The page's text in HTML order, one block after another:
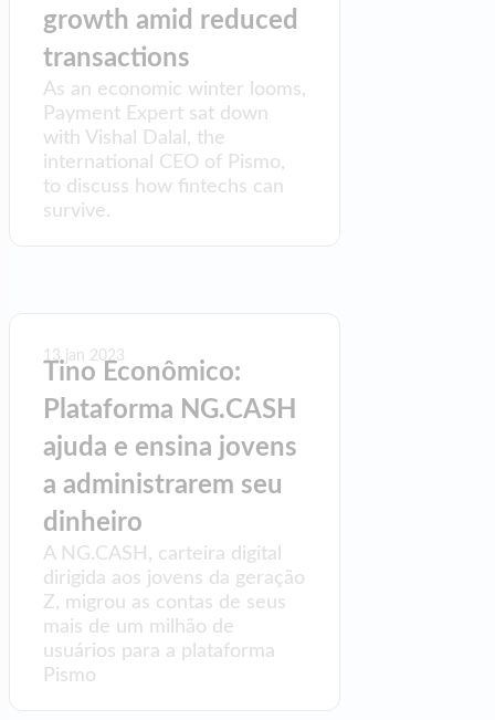
Empresa
Sobre nós
Parceiros
Investidores
PT
EN
ES
X
growth amid reduced
transactions
As an economic winter looms,
Payment Expert sat down
with Vishal Dalal, the
international CEO of Pismo,
to discuss how fintechs can
survive.
13 jan 2023
Tino Econômico:
Plataforma NG.CASH
ajuda e ensina jovens
a administrarem seu
dinheiro
A NG.CASH, carteira digital
dirigida aos jovens da geração
Z, migrou as contas de seus
mais de um milhão de
usuários para a plataforma
Pismo